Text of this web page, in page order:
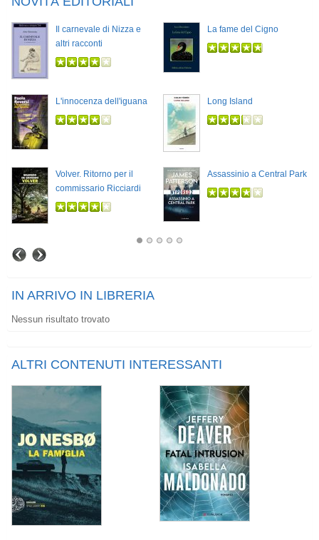
Il carnevale di Nizza e
altri racconti
La fame del Cigno
L'innocenza dell'iguana Long Island
Volver. Ritorno per il
commissario Ricciardi
Assassinio a Central Park
IN ARRIVO IN LIBRERIA
Nessun risultato trovato
ALTRI CONTENUTI INTERESSANTI